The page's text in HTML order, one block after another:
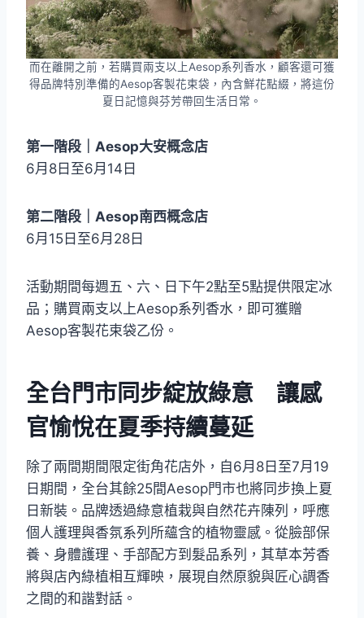
而在離開之前，若購買兩支以上Aesop系列香水，顧客還可獲
得品牌特別準備的Aesop客製花束袋，內含鮮花點綴，將這份
夏日記憶與芬芳帶回生活日常。
第一階段｜Aesop大安概念店
6月8日至6月14日
第二階段｜Aesop南西概念店
6月15日至6月28日
活動期間每週五、六、日下午2點至5點提供限定冰
品；購買兩支以上Aesop系列香水，即可獲贈
Aesop客製花束袋乙份。
全台門市同步綻放綠意 讓感
官愉悅在夏季持續蔓延
除了兩間期間限定街角花店外，自6月8日至7月19
日期間，全台其餘25間Aesop門市也將同步換上夏
日新裝。品牌透過綠意植栽與自然花卉陳列，呼應
個人護理與香氛系列所蘊含的植物靈感。從臉部保
養、身體護理、手部配方到髮品系列，其草本芳香
將與店內綠植相互輝映，展現自然原貌與匠心調香
之間的和諧對話。